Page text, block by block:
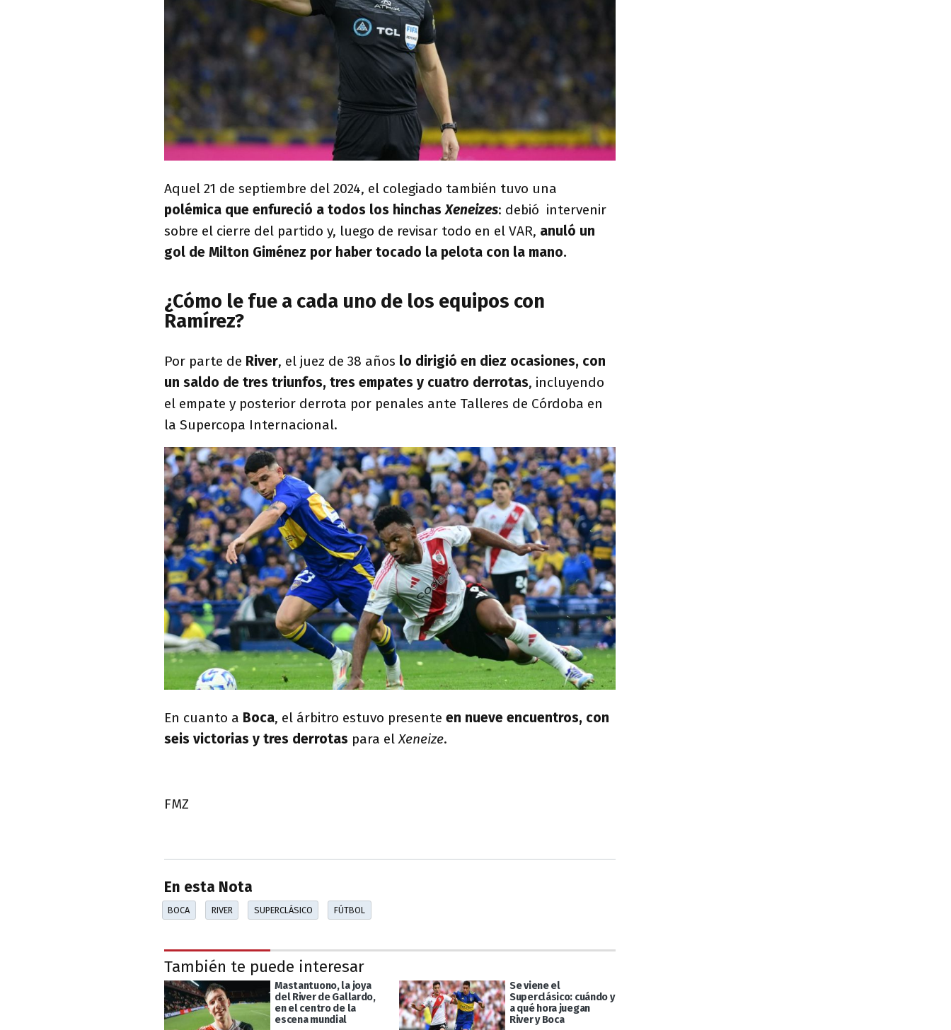
Aquel 21 de septiembre del 2024, el colegiado también tuvo una
polémica que enfureció a todos los hinchas Xeneizes: debió intervenir
sobre el cierre del partido y, luego de revisar todo en el VAR, anuló un
gol de Milton Giménez por haber tocado la pelota con la mano.
¿Cómo le fue a cada uno de los equipos con
Ramírez?
Por parte de River, el juez de 38 años lo dirigió en diez ocasiones, con
un saldo de tres triunfos, tres empates y cuatro derrotas, incluyendo
el empate y posterior derrota por penales ante Talleres de Córdoba en
la Supercopa Internacional.
En cuanto a Boca, el árbitro estuvo presente en nueve encuentros, con
seis victorias y tres derrotas para elXeneize.
FMZ
En esta Nota
BOCA RIVER SUPERCLÁSICO FÚTBOL
También te puede interesar
Mastantuono, la joya
del River de Gallardo,
en el centro de la
escena mundial
Se viene el
Superclásico: cuándo y
a qué hora juegan
River y Boca